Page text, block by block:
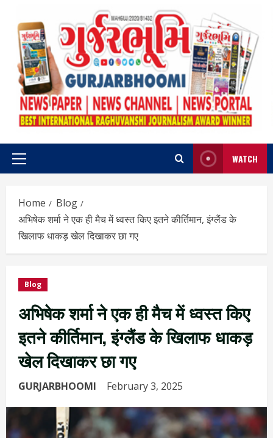
content
Primary
WATCH
Home
Blog
अभिषेक शर्मा ने एक ही मैच में ध्वस्त किए इतने कीर्तिमान, इंग्लैंड के
खिलाफ धाकड़ खेल दिखाकर छा गए
Blog
अभिषेक शर्मा ने एक ही मैच में ध्वस्त किए
इतने कीर्तिमान, इंग्लैंड के खिलाफ धाकड़
खेल दिखाकर छा गए
GURJARBHOOMI February 3, 2025